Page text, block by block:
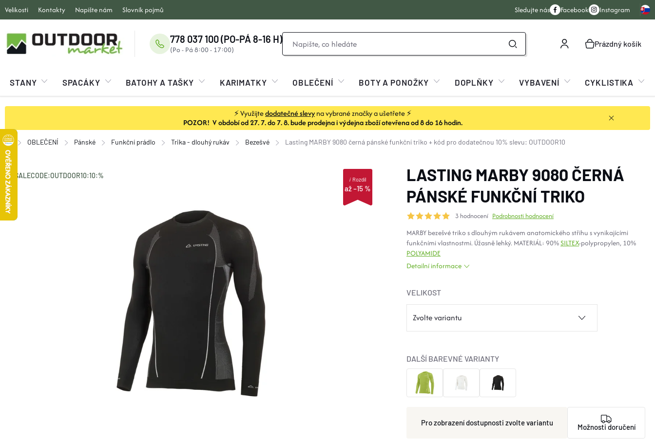
Přejít
na
obsah
⚡ Využijtedodatečné slevyna vybrané značky a ušetřete ⚡
POZOR! V období od 27. 7. do 7. 8. bude prodejna i výdejna zboží otevřena od 8 do 16 hodin.
Velikosti Kontakty Napište nám Slovník pojmů Sledujte nás Facebook Instagram
NÁKUPNÍ
Prázdný košík
778 037 100 (PO-PÁ 8-16 H)
STANY SPACÁKY BATOHY A TAŠKY KARIMATKY OBLEČENÍ BOTY A PONOŽKY DOPLŇKY VYBAVENÍ CYKLISTIKA
Domů
OBLEČENÍ Pánské Funkční prádlo Trika - dlouhý rukáv Bezešvé Lasting MARBY 9080 černá pánské funkční triko + kód pro dodatečnou 10% slevu: OUTDOOR10
SALECODE:OUTDOOR10:10:%
až –15 %
iRozdíl
LASTING MARBY 9080 ČERNÁ
PÁNSKÉ FUNKČNÍ TRIKO
3 hodnocení Podrobnosti hodnocení
MARBY bezešvé triko s dlouhým rukávem anatomického střihu s vynikajícími
funkčními vlastnostmi. Úžasně lehký. MATERIÁL: 90%SILTEX-polypropylen, 10%
POLYAMIDE
Detailní informace
VELIKOST
zvolte variantu
DALŠÍ BAREVNÉ VARIANTY
Možnosti doručení